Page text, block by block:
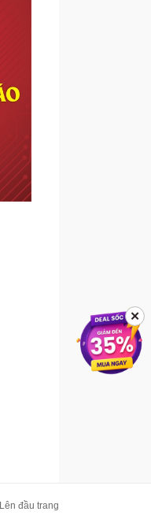
Lên đầu trang
✕